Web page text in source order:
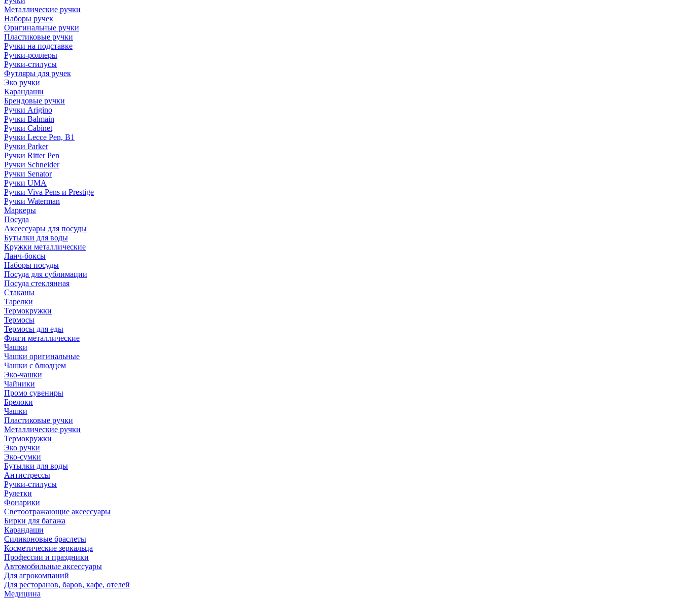
Металлические ручки
Наборы ручек
Оригинальные ручки
Пластиковые ручки
Ручки на подставке
Ручки-роллеры
Ручки-стилусы
Футляры для ручек
Эко ручки
Карандаши
Брендовые ручки
Ручки Arigino
Ручки Balmain
Ручки Cabinet
Ручки Lecce Pen, B1
Ручки Parker
Ручки Ritter Pen
Ручки Schneider
Ручки Senator
Ручки UMA
Ручки Viva Pens и Prestige
Ручки Waterman
Маркеры
Посуда
Аксессуары для посуды
Бутылки для воды
Кружки металлические
Ланч-боксы
Наборы посуды
Посуда для сублимации
Посуда стеклянная
Стаканы
Тарелки
Термокружки
Термосы
Термосы для еды
Фляги металлические
Чашки
Чашки оригинальные
Чашки с блюдцем
Эко-чашки
Чайники
Промо сувениры
Брелоки
Чашки
Пластиковые ручки
Металлические ручки
Термокружки
Эко ручки
Эко-сумки
Бутылки для воды
Антистрессы
Ручки-стилусы
Рулетки
Фонарики
Светоотражающие аксессуары
Бирки для багажа
Карандаши
Силиконовые браслеты
Косметические зеркальца
Профессии и праздники
Автомобильные аксессуары
Для агрокомпаний
Для ресторанов, баров, кафе, отелей
Медицина